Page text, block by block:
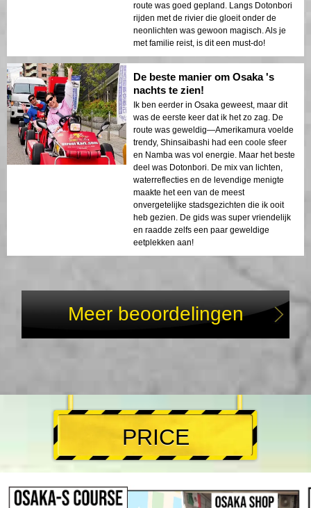
route was goed gepland. Langs Dotonbori
rijden met de rivier die gloeit onder de
neonlichten was gewoon magisch. Als je
met familie reist, is dit een must-do!
De beste manier om Osaka 's
nachts te zien!
Ik ben eerder in Osaka geweest, maar dit
was de eerste keer dat ik het zo zag. De
route was geweldig—Amerikamura voelde
trendy, Shinsaibashi had een coole sfeer
en Namba was vol energie. Maar het beste
deel was Dotonbori. De mix van lichten,
waterreflecties en de levendige menigte
maakte het een van de meest
onvergetelijke stadsgezichten die ik ooit
heb gezien. De gids was super vriendelijk
en raadde zelfs een paar geweldige
eetplekken aan!
Meer beoordelingen
PRICE